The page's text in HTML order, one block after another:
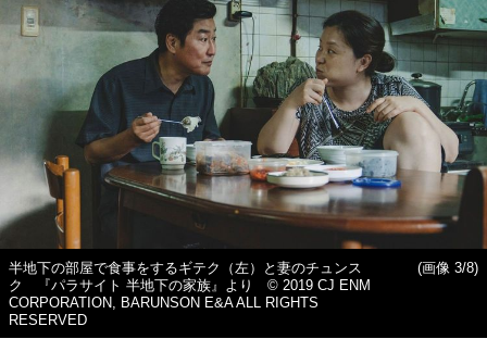
半地下の部屋で食事をするギテク（左）と妻のチュンス
ク 『パラサイト 半地下の家族』より © 2019 CJ ENM
CORPORATION, BARUNSON E&A ALL RIGHTS
RESERVED
(画像 3/8)